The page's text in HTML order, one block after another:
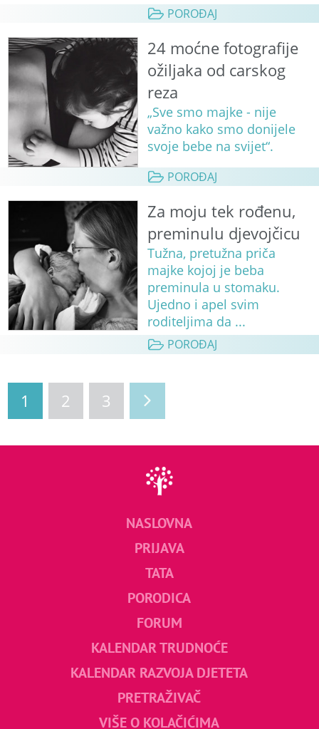
POROĐAJ
24 moćne fotografije
ožiljaka od carskog
reza
„Sve smo majke - nije
važno kako smo donijele
svoje bebe na svijet“.
POROĐAJ
Za moju tek rođenu,
preminulu djevojčicu
Tužna, pretužna priča
majke kojoj je beba
preminula u stomaku.
Ujedno i apel svim
roditeljima da ...
POROĐAJ
1 2 3
NASLOVNA
PRIJAVA
TATA
PORODICA
FORUM
KALENDAR TRUDNOĆE
KALENDAR RAZVOJA DJETETA
PRETRAŽIVAČ
VIŠE O KOLAČIĆIMA